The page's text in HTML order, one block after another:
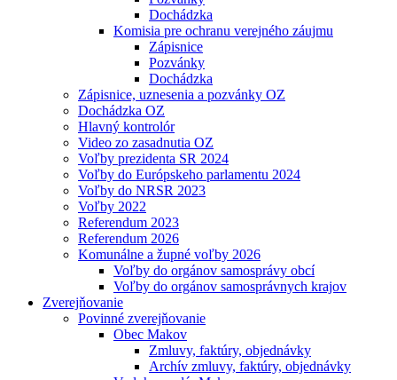
Dochádzka
Komisia pre ochranu verejného záujmu
Zápisnice
Pozvánky
Dochádzka
Zápisnice, uznesenia a pozvánky OZ
Dochádzka OZ
Hlavný kontrolór
Video zo zasadnutia OZ
Voľby prezidenta SR 2024
Voľby do Európskeho parlamentu 2024
Voľby do NRSR 2023
Voľby 2022
Referendum 2023
Referendum 2026
Komunálne a župné voľby 2026
Voľby do orgánov samosprávy obcí
Voľby do orgánov samosprávnych krajov
Zverejňovanie
Povinné zverejňovanie
Obec Makov
Zmluvy, faktúry, objednávky
Archív zmluvy, faktúry, objednávky